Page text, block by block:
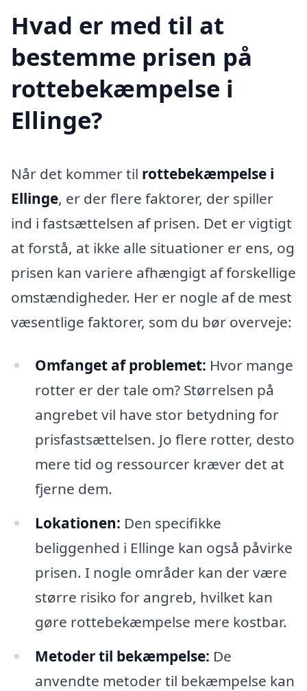
Hvad er med til at
bestemme prisen på
rottebekæmpelse i
Ellinge?
Når det kommer til rottebekæmpelse i
Ellinge, er der flere faktorer, der spiller
ind i fastsættelsen af prisen. Det er vigtigt
at forstå, at ikke alle situationer er ens, og
prisen kan variere afhængigt af forskellige
omstændigheder. Her er nogle af de mest
væsentlige faktorer, som du bør overveje:
Omfanget af problemet: Hvor mange
rotter er der tale om? Størrelsen på
angrebet vil have stor betydning for
prisfastsættelsen. Jo flere rotter, desto
mere tid og ressourcer kræver det at
fjerne dem.
Lokationen: Den specifikke
beliggenhed i Ellinge kan også påvirke
prisen. I nogle områder kan der være
større risiko for angreb, hvilket kan
gøre rottebekæmpelse mere kostbar.
Metoder til bekæmpelse: De
anvendte metoder til bekæmpelse kan